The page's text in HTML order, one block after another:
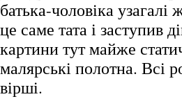
батька-чоловіка
це саме тата і заступив
картини тут майже
малярські полотна. Всі
вірші.